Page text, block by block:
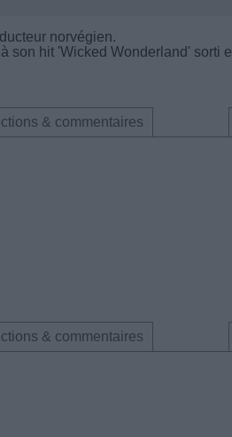
norvégien.
son hit 'Wicked Wonderland' sorti
& commentaires
& commentaires